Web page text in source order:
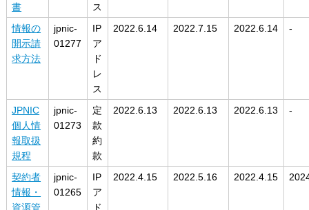
書
ス
情報の
開示請
求方法
jpnic-
01277
IP
ア
ド
レ
ス
2022.6.14 2022.7.15 2022.6.14 -
JPNIC
個人情
報取扱
規程
jpnic-
01273
定
款
約
款
2022.6.13 2022.6.13 2022.6.13 -
契約者
情報・
資源管
jpnic-
01265
IP
ア
ド
2022.4.15 2022.5.16 2022.4.15